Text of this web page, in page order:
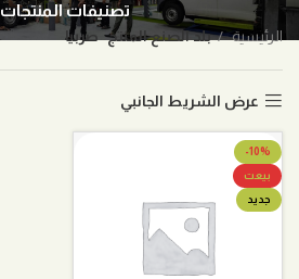
تصنيفات المنتجات
الرئيسية بلد الصنع المنتج صربيا
عرض الشريط الجانبي
-10%
بيعت
جديد